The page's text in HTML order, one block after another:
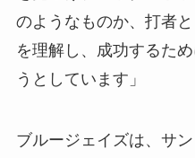
のようなものか、打者
を理解し、成功するた
うとしています」
ブルージェイズは、サ